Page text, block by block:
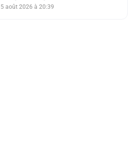
pour le Sénat
5 août 2026 à 20:39